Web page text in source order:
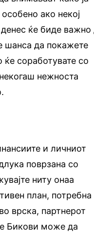
ако некој
ќе биде важно
шанса да покажете
ќе соработувате со
нежноста
и личниот
поврзана со
ниту онаа
план, потребна
врска, партнерот
Бикови може да